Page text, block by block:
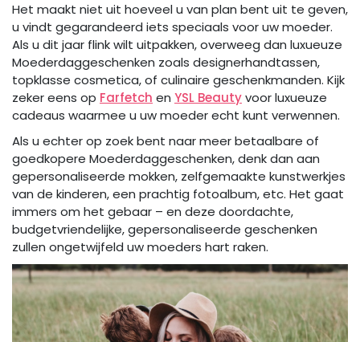
Het maakt niet uit hoeveel u van plan bent uit te geven,
u vindt gegarandeerd iets speciaals voor uw moeder.
Als u dit jaar flink wilt uitpakken, overweeg dan luxueuze
Moederdaggeschenken zoals designerhandtassen,
topklasse cosmetica, of culinaire geschenkmanden. Kijk
zeker eens op Farfetch en YSL Beautyvoor luxueuze
cadeaus waarmee u uw moeder echt kunt verwennen.
Als u echter op zoek bent naar meer betaalbare of
goedkopere Moederdaggeschenken, denk dan aan
gepersonaliseerde mokken, zelfgemaakte kunstwerkjes
van de kinderen, een prachtig fotoalbum, etc. Het gaat
immers om het gebaar – en deze doordachte,
budgetvriendelijke, gepersonaliseerde geschenken
zullen ongetwijfeld uw moeders hart raken.